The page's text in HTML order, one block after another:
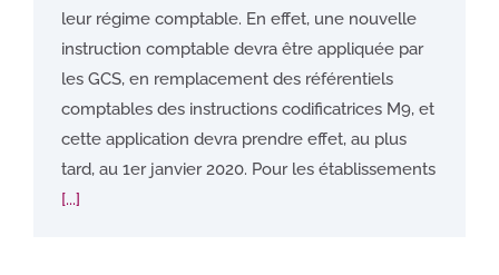
leur régime comptable. En effet, une nouvelle
instruction comptable devra être appliquée par
les GCS, en remplacement des référentiels
comptables des instructions codificatrices M9, et
cette application devra prendre effet, au plus
tard, au 1er janvier 2020. Pour les établissements
[...]